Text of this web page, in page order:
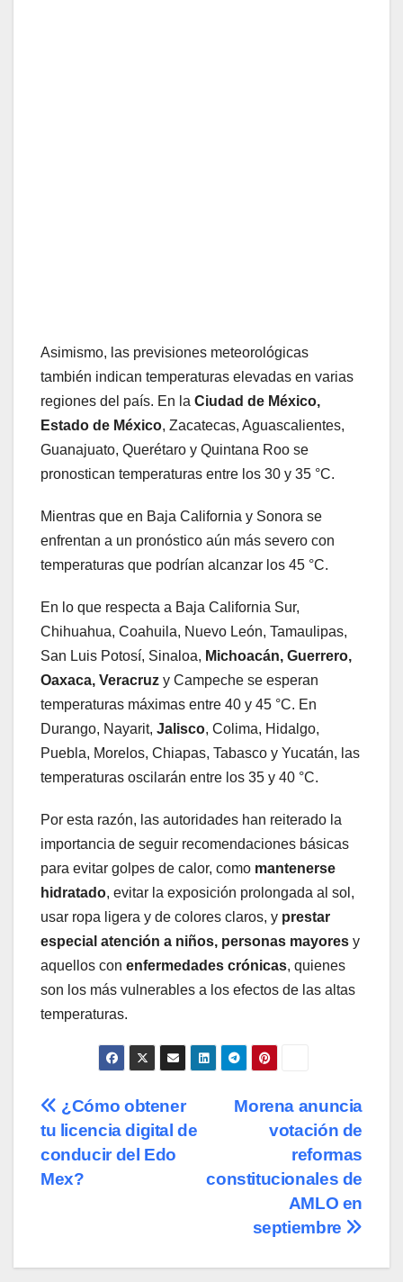
Asimismo, las previsiones meteorológicas
también indican temperaturas elevadas en varias
regiones del país. En la Ciudad de México,
Estado de México, Zacatecas, Aguascalientes,
Guanajuato, Querétaro y Quintana Roo se
pronostican temperaturas entre los 30 y 35 °C.
Mientras que en Baja California y Sonora se
enfrentan a un pronóstico aún más severo con
temperaturas que podrían alcanzar los 45 °C.
En lo que respecta a Baja California Sur,
Chihuahua, Coahuila, Nuevo León, Tamaulipas,
San Luis Potosí, Sinaloa, Michoacán, Guerrero,
Oaxaca, Veracruz y Campeche se esperan
temperaturas máximas entre 40 y 45 °C. En
Durango, Nayarit, Jalisco, Colima, Hidalgo,
Puebla, Morelos, Chiapas, Tabasco y Yucatán, las
temperaturas oscilarán entre los 35 y 40 °C.
Por esta razón, las autoridades han reiterado la
importancia de seguir recomendaciones básicas
para evitar golpes de calor, como mantenerse
hidratado, evitar la exposición prolongada al sol,
usar ropa ligera y de colores claros, y prestar
especial atención a niños, personas mayores y
aquellos con enfermedades crónicas, quienes
son los más vulnerables a los efectos de las altas
temperaturas.
Navegación
de
entradas
Morena anuncia
votación de
reformas
constitucionales de
AMLO en
septiembre
¿Cómo obtener
tu licencia digital de
conducir del Edo
Mex?